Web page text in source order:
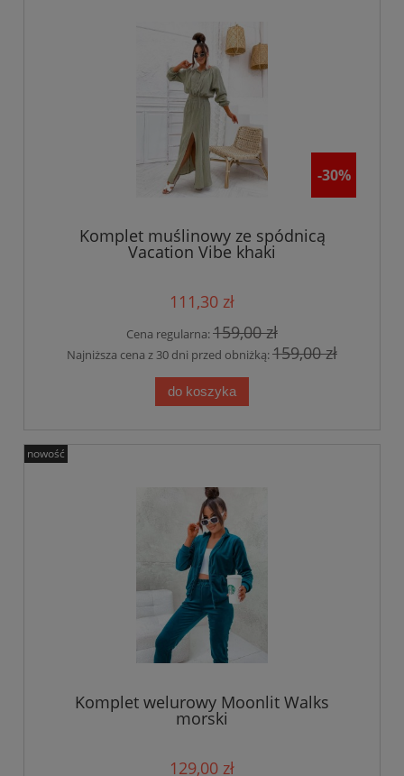
-30%
Komplet muślinowy ze spódnicą
Vacation Vibe khaki
111,30 zł
Cena regularna:159,00 zł
Najniższa cena z 30 dni przed obniżką:159,00 zł
do koszyka
Komplet welurowy Moonlit Walks
morski
129,00 zł
nowość